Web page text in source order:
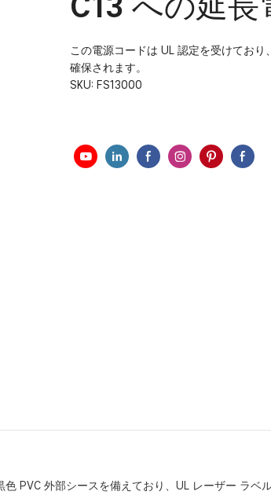
この電源コードは UL 認定を受けてお
確保されます。
SKU: FS13000
PVC 外部シースを備えており、UL レーザー ラベ